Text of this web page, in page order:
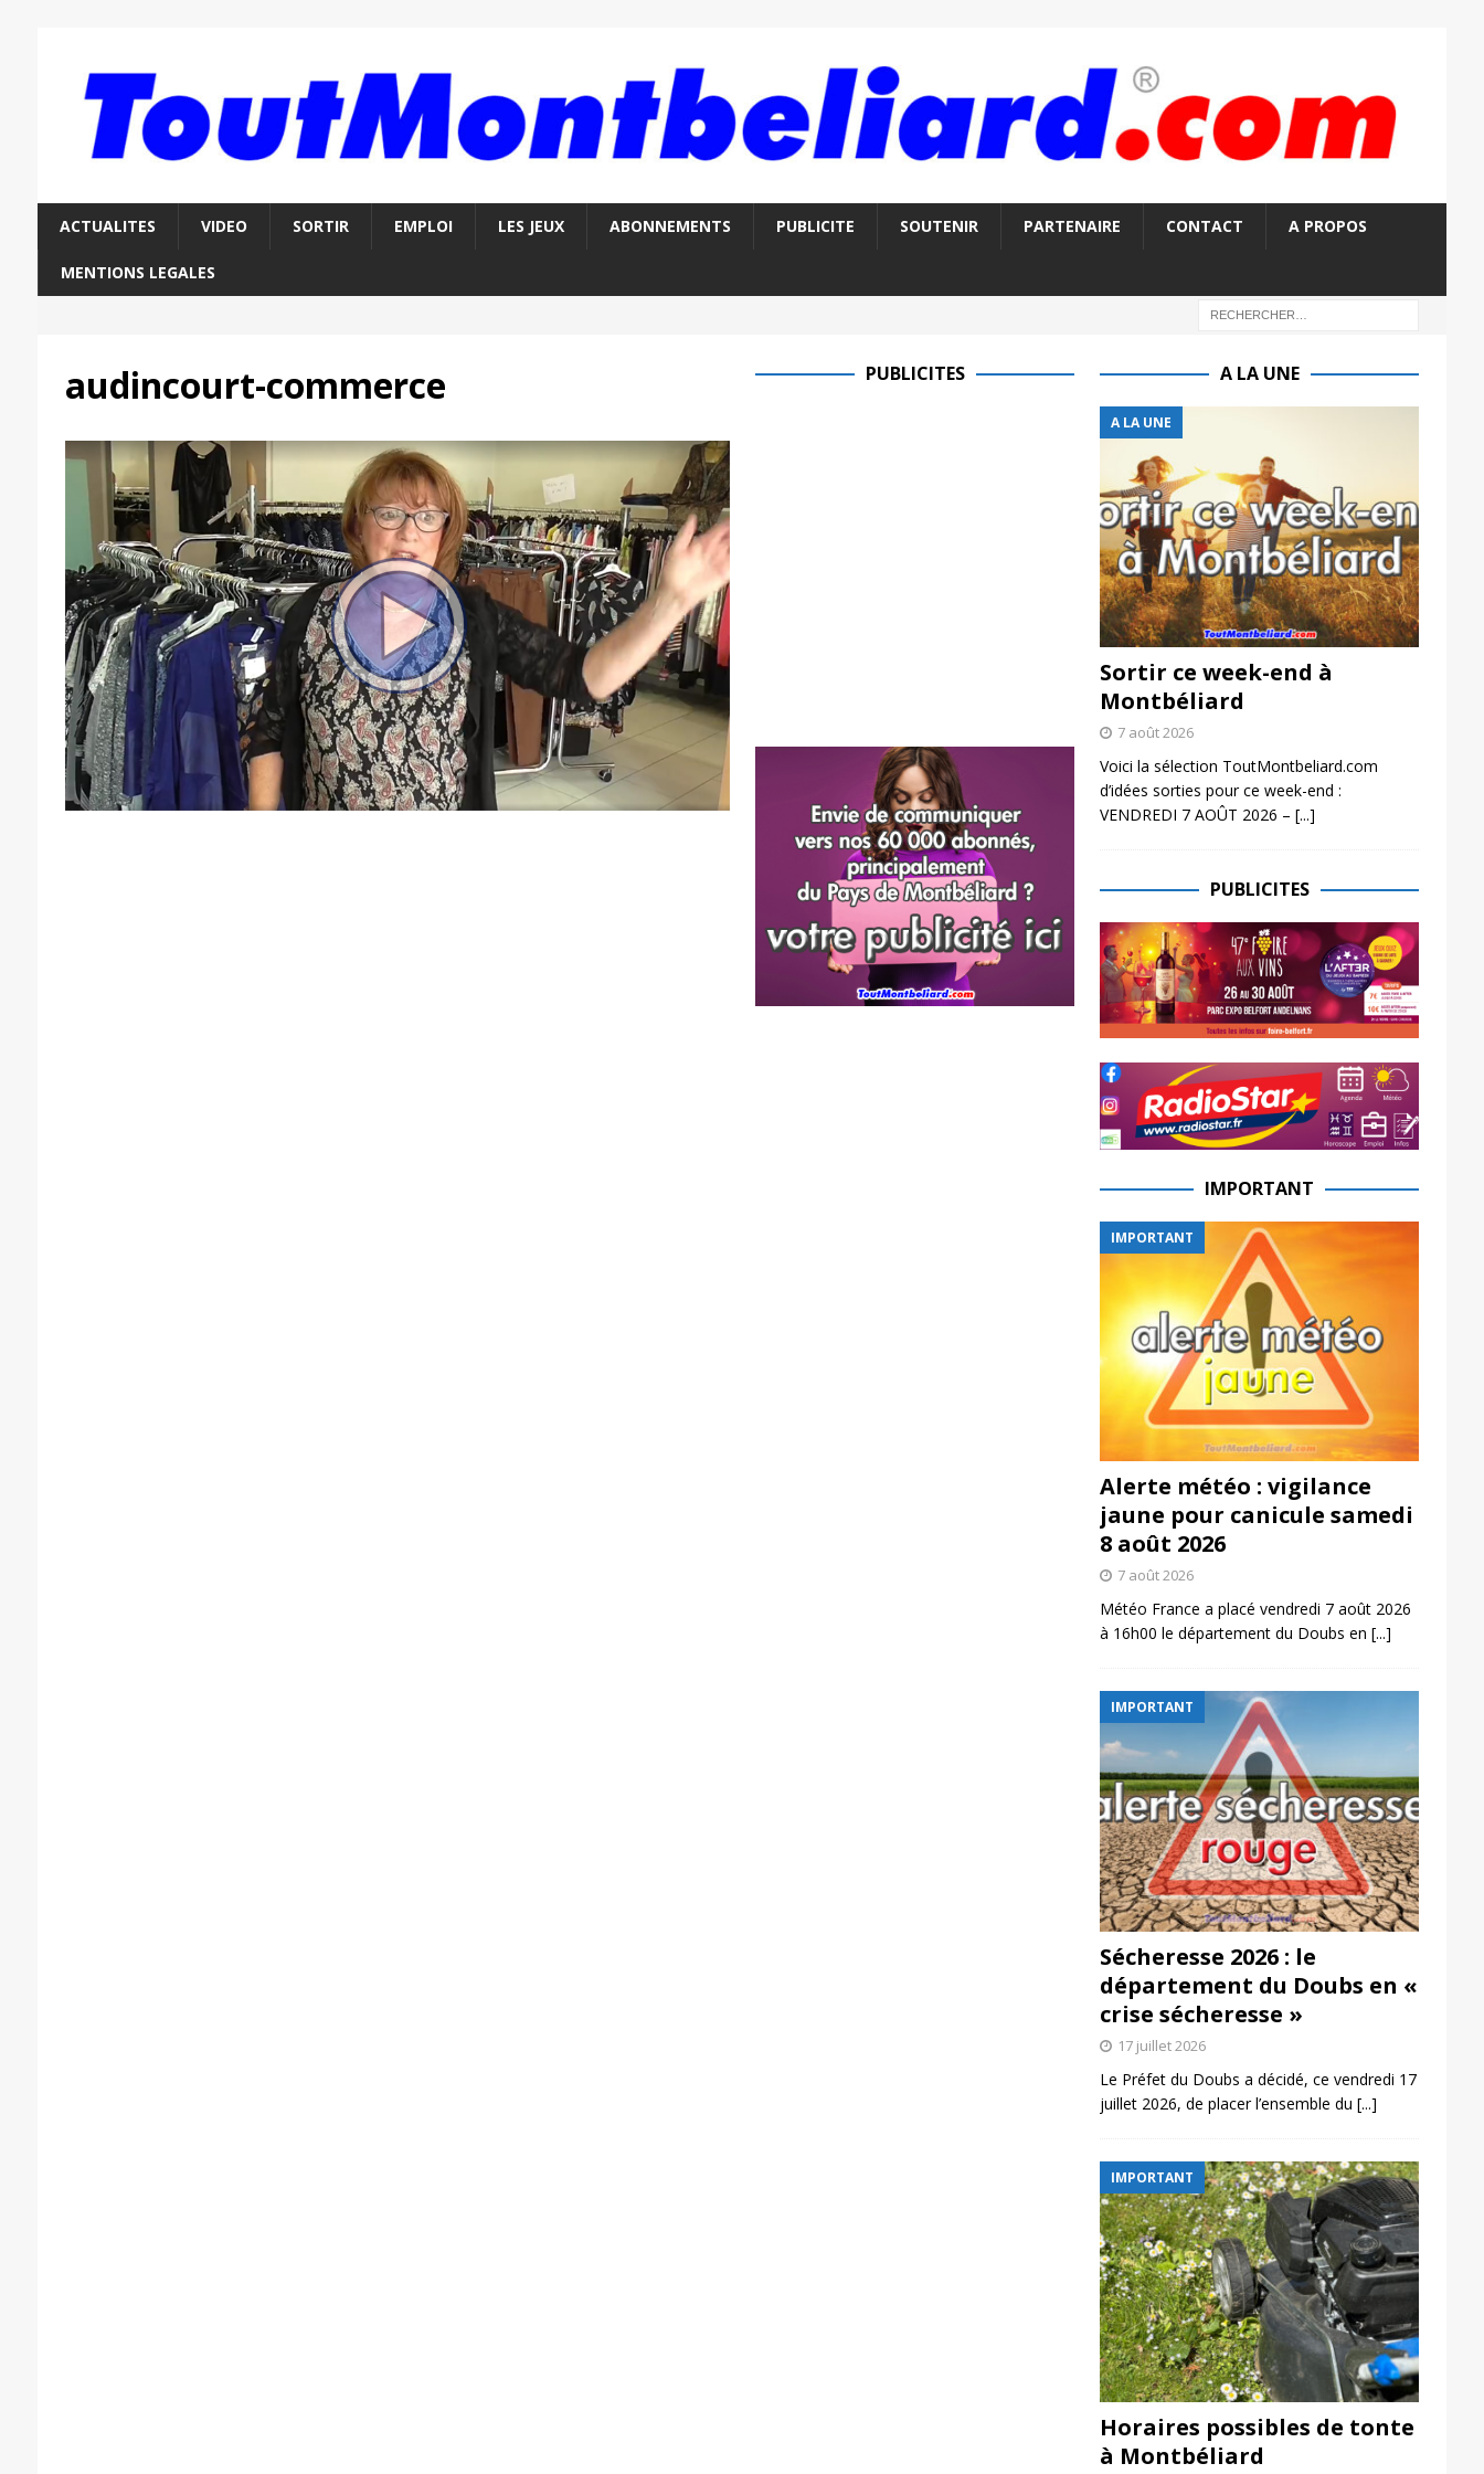
ACTUALITES VIDEO SORTIR EMPLOI LES JEUX ABONNEMENTS PUBLICITE SOUTENIR PARTENAIRE CONTACT A PROPOS
MENTIONS LEGALES
audincourt-commerce PUBLICITES A LA UNE
A LA UNE
Sortir ce week-end à
Montbéliard
7 août 2026
Voici la sélection ToutMontbeliard.com
d’idées sorties pour ce week-end :
VENDREDI 7 AOÛT 2026 – [...]
PUBLICITES
IMPORTANT
IMPORTANT
Alerte météo : vigilance
jaune pour canicule samedi
8 août 2026
7 août 2026
Météo France a placé vendredi 7 août 2026
à 16h00 le département du Doubs en [...]
IMPORTANT
Sécheresse 2026 : le
département du Doubs en «
crise sécheresse »
17 juillet 2026
Le Préfet du Doubs a décidé, ce vendredi 17
juillet 2026, de placer l’ensemble du [...]
IMPORTANT
Horaires possibles de tonte
à Montbéliard